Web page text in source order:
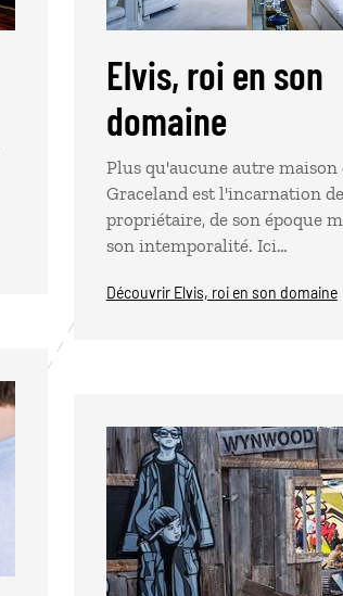
Elvis, roi en son
domaine
Plus qu'aucune autre maison
Graceland est l'incarnation
propriétaire, de son époque
son intemporalité. Ici…
Découvrir Elvis, roi en son domaine